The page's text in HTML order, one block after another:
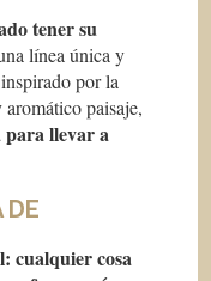
tener su
línea única y
por la
paisaje,
para llevar a
DE
cualquier cosa